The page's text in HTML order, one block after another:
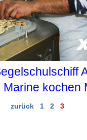
kochen
zurück 1 2 3